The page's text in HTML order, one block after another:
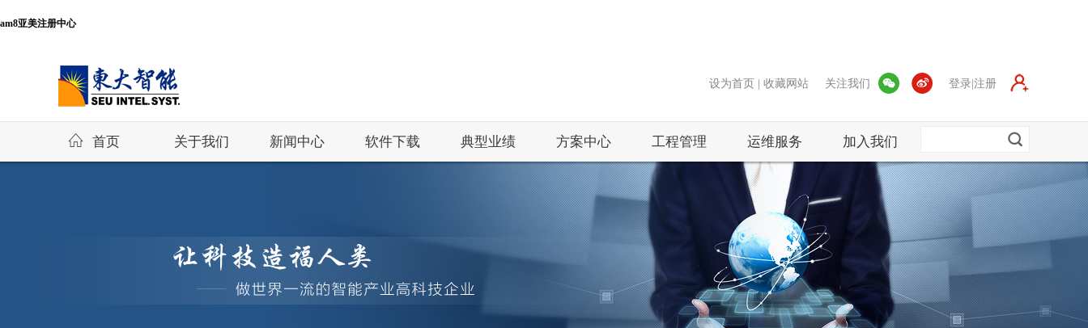
am8亚美注册中心
设为首页 收藏网站 关注我们 登录|注册
首页 关于我们 新闻中心 软件下载 典型业绩 方案中心 工程管理 运维服务 加入我们